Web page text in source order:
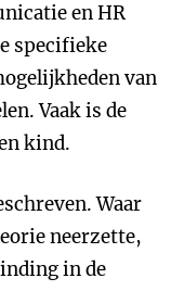
en HR
specifieke
van
Vaak is de
kind.
Waar
neerzette,
in de